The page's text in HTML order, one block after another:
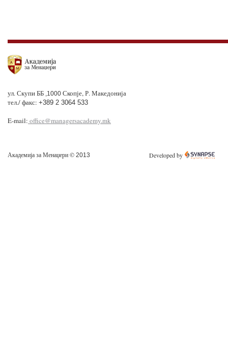
ул. Скупи ББ ,1000 Скопје, Р. Македонија
тел./ факс: +389 2 3064 533
E-mail: office@managersacademy.mk
Академија за Менаџери © 2013 Developed by